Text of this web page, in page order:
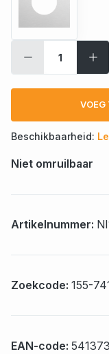
VOEG
Beschikbaarheid:
Niet omruilbaar
Artikelnummer:
Zoekcode: 155-
EAN-code: